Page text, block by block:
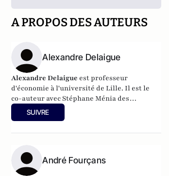
A PROPOS DES AUTEURS
Alexandre Delaigue
Alexandre Delaigue estprofesseur
d'économie à l'université de Lille. Il est le
co-auteur avec Stéphane Ménia des
livres Nos phobies économiques
drogue... et économie : pas de sujet tabou
SUIVRE
André Fourçans